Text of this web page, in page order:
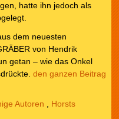
hatte ihn jedoch als
dem neuesten
von Hendrik
getan – wie das Onkel
den ganzen Beitrag
Autoren , Horsts